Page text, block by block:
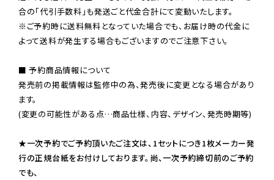
※ご予約時に送料無料となっていた場合でも、お届け時の代金に
よって送料が発生する場合もございますのでご注意下さい。
■ 予約商品情報について
発売前の掲載情報は監修中の為、発売後に変更となる場合があり
ます。
(変更の可能性がある点…商品仕様、内容、デザイン、発売時期等)
★一次予約でご予約頂いたご注文は、1セットにつき1枚メーカー発
行の正規台紙をお付けしております。尚、一次予約締切前のご予約
でも、